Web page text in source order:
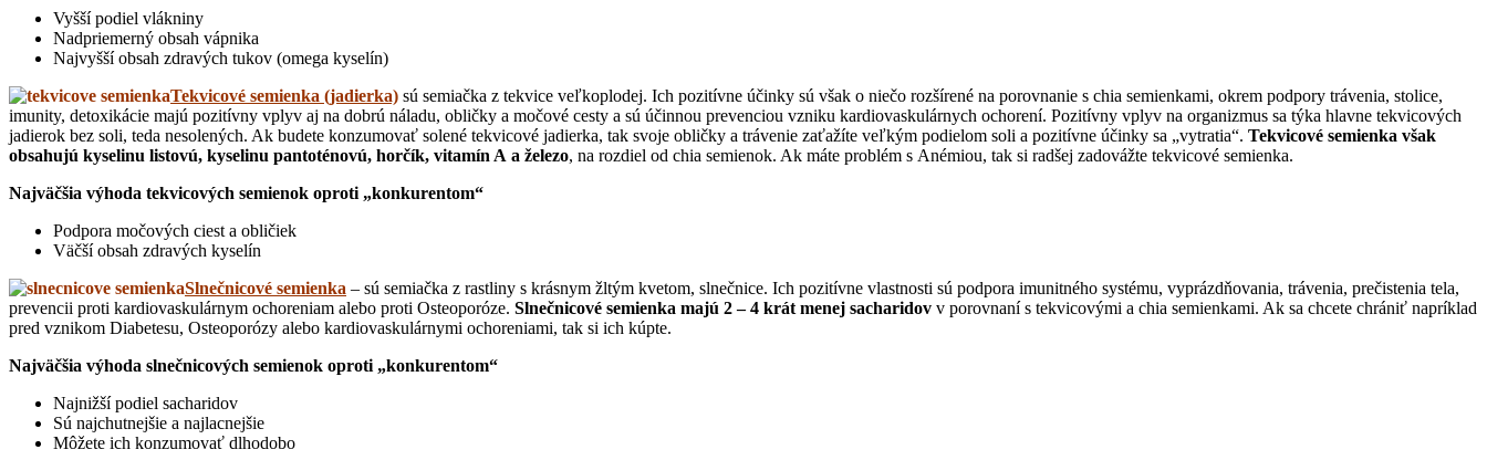
Vyšší podiel vlákniny
Nadpriemerný obsah vápnika
Najvyšší obsah zdravých tukov (omega kyselín)
Tekvicové semienka (jadierka) sú semiačka z tekvice veľkoplodej. Ich pozitívne účinky sú však o niečo rozšírené na porovnanie s chia semienkami, okrem podpory trávenia, stolice,
imunity, detoxikácie majú pozitívny vplyv aj na dobrú náladu, obličky a močové cesty a sú účinnou prevenciou vzniku kardiovaskulárnych ochorení. Pozitívny vplyv na organizmus sa týka hlavne tekvicových
jadierok bez soli, teda nesolených. Ak budete konzumovať solené tekvicové jadierka, tak svoje obličky a trávenie zaťažíte veľkým podielom soli a pozitívne účinky sa „vytratia“. Tekvicové semienka však
obsahujú kyselinu listovú, kyselinu pantoténovú, horčík, vitamín A a železo, na rozdiel od chia semienok. Ak máte problém s Anémiou, tak si radšej zadovážte tekvicové semienka.
Najväčšia výhoda tekvicových semienok oproti „konkurentom“
Podpora močových ciest a obličiek
Väčší obsah zdravých kyselín
Slnečnicové semienka – sú semiačka z rastliny s krásnym žltým kvetom, slnečnice. Ich pozitívne vlastnosti sú podpora imunitného systému, vyprázdňovania, trávenia, prečistenia tela,
prevencii proti kardiovaskulárnym ochoreniam alebo proti Osteoporóze. Slnečnicové semienka majú 2 – 4 krát menej sacharidov v porovnaní s tekvicovými a chia semienkami. Ak sa chcete chrániť napríklad
pred vznikom Diabetesu, Osteoporózy alebo kardiovaskulárnymi ochoreniami, tak si ich kúpte.
Najväčšia výhoda slnečnicových semienok oproti „konkurentom“
Najnižší podiel sacharidov
Sú najchutnejšie a najlacnejšie
Môžete ich konzumovať dlhodobo